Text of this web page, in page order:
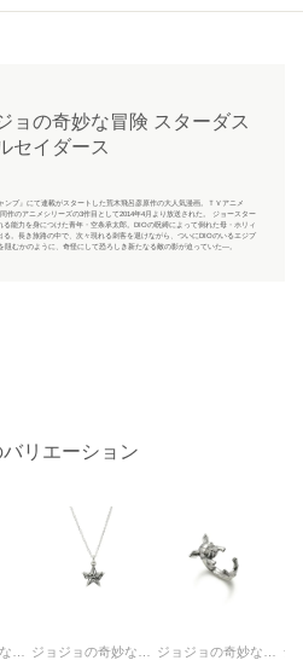
ョの奇妙な冒険 スターダス
セイダース
ンプ』にて連載がスタートした荒木飛呂彦原作の大人気漫画。ＴＶアニメ
作のアニメシリーズの3作目として2014年4月より放送された。 ジョースター
能力を身につけた青年・空条承太郎。DIOの呪縛によって倒れた母・ホリィ
。長き旅路の中で、次々現れる刺客を退けながら、ついにDIOのいるエジプ
阻むかのように、奇怪にして恐ろしき新たなる敵の影が迫っていた―。
リエーション